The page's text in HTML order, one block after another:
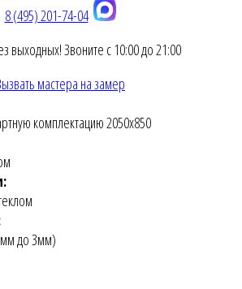
8 (495) 201-74-04
выходных! Звоните с 10:00 до 21:00
мастера на замер
комплектацию 2050х850
до 3мм)